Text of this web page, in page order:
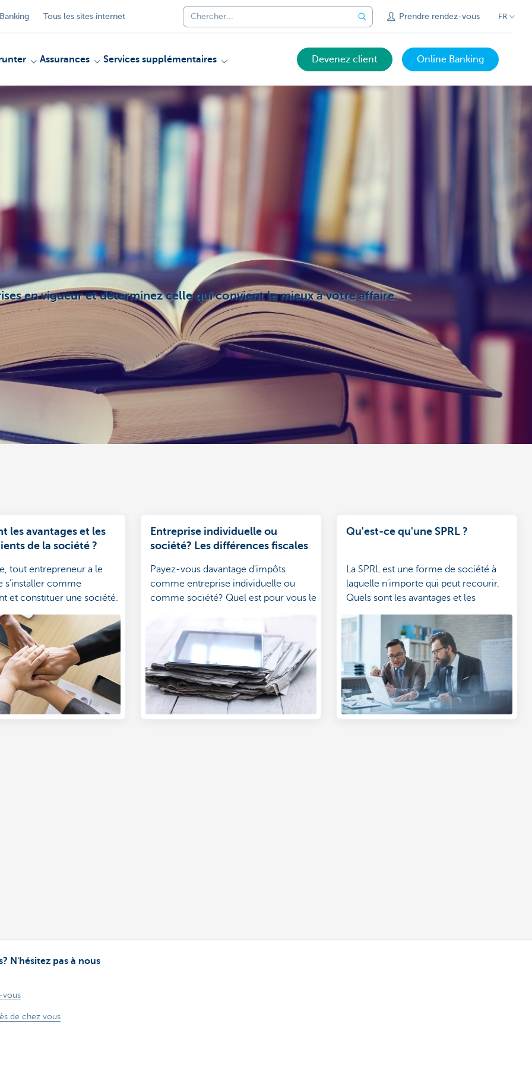
Tous les sites internet Prendre rendez-vous FR
Assurances Services supplémentaires Devenez client Online Banking
en vigueur et déterminez celle qui convient le mieux à votre affaire.
les avantages et les
de la société ?
tout entrepreneur a le
s'installer comme
et constituer une société.
ces options a ses
ses inconvénients. Il est
bien les peser avant de
car changer de structure
n'est pas facile.
Entreprise individuelle ou
société? Les différences fiscales
Payez-vous davantage d'impôts
comme entreprise individuelle ou
comme société? Quel est pour vous le
Qu'est-ce qu'une SPRL ?
La SPRL est une forme de société à
laquelle n'importe qui peut recourir.
Quels sont les avantages et les
inconvénients de la SPRL ?
N'hésitez pas à nous
vous
de chez vous